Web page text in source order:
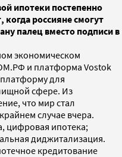
ипотеки постепенно
россияне смогут
палец вместо подписи в
экономическом
и платформа Vostok
для
сфере. Из
что мир стал
случае вчера.
цифровая ипотека;
диджитализация.
кредитование